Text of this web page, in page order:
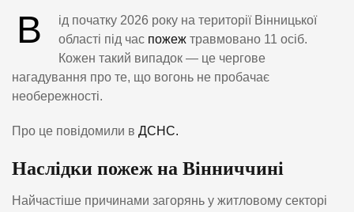
В
ід початку 2026 року на території Вінницької
області під час пожеж травмовано 11 осіб.
Кожен такий випадок — це чергове
нагадування про те, що вогонь не пробачає
необережності.
Про це повідомили в ДСНС.
Наслідки пожеж на Вінниччині
Найчастіше причинами загорянь у житловому секторі